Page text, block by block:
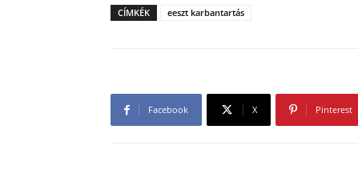
CÍMKÉK eeszt karbantartás
Facebook X Pinterest